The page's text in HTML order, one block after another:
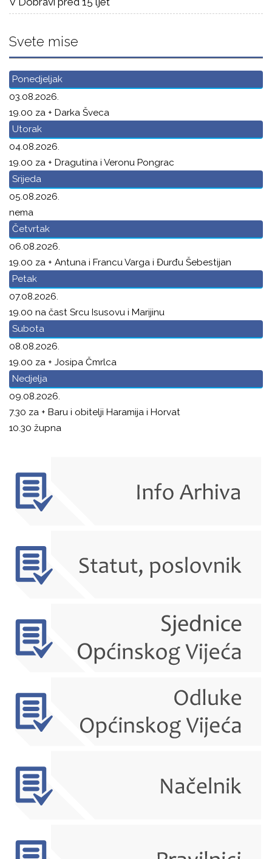
Svete mise
Ponedjeljak
03.08.2026.
19.00 za + Darka Šveca
Utorak
04.08.2026.
19.00 za + Dragutina i Veronu Pongrac
Srijeda
05.08.2026.
nema
Četvrtak
06.08.2026.
19.00 za + Antuna i Francu Varga i Đurđu Šebestijan
Petak
07.08.2026.
19.00 na čast Srcu Isusovu i Marijinu
Subota
08.08.2026.
19.00 za + Josipa Čmrlca
Nedjelja
09.08.2026.
7.30 za + Baru i obitelji Haramija i Horvat
10.30 župna